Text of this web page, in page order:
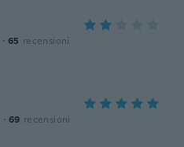
· 65 recensioni
· 69 recensioni